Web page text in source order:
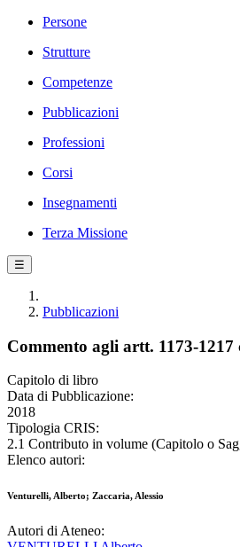
Persone
Strutture
Competenze
Pubblicazioni
Professioni
Corsi
Insegnamenti
Terza Missione
☰
Pubblicazioni
Commento agli artt. 1173-1217
Capitolo di libro
Data di Pubblicazione:
2018
Tipologia CRIS:
2.1 Contributo in volume (Capitolo o
Elenco autori:
Venturelli, Alberto; Zaccaria, Alessio
Autori di Ateneo: